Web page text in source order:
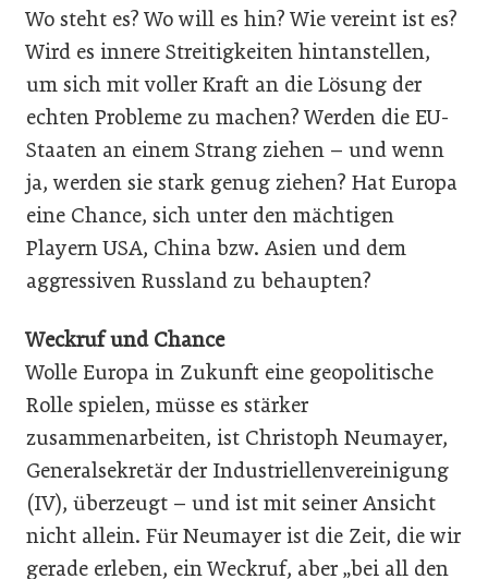
Wo steht es? Wo will es hin? Wie vereint ist es?
Wird es innere Streitigkeiten hintanstellen,
um sich mit voller Kraft an die Lösung der
echten Probleme zu machen? Werden die EU-
Staaten an einem Strang ziehen – und wenn
ja, werden sie stark genug ziehen? Hat Europa
eine Chance, sich unter den mächtigen
Playern USA, China bzw. Asien und dem
aggressiven Russland zu behaupten?
Weckruf und Chance
Wolle Europa in Zukunft eine geopolitische
Rolle spielen, müsse es stärker
zusammenarbeiten, ist Christoph Neumayer,
Generalsekretär der Industriellenvereinigung
(IV), überzeugt – und ist mit seiner Ansicht
nicht allein. Für Neumayer ist die Zeit, die wir
gerade erleben, ein Weckruf, aber „bei all den